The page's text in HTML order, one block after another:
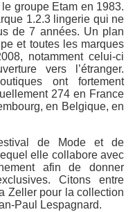
groupe Etam en 1983.
1.2.3 lingerie qui ne
de 7 années. Un plan
et toutes les marques
notamment celui-ci
vers l’étranger.
ont fortement
274 en France
en Belgique, en
de Mode et de
elle collabore avec
afin de donner
Citons entre
Zeller pour la collection
Paul Lespagnard.